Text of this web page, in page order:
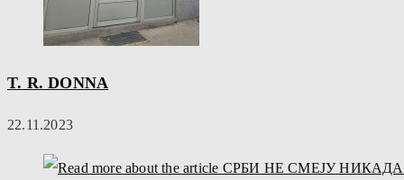
T. R. DONNA
22.11.2023